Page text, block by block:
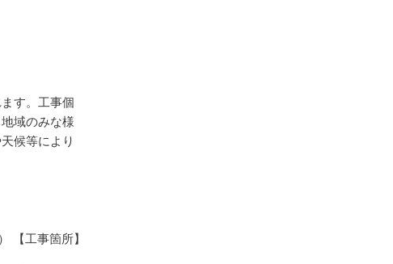
す。工事個
域のみな様
候等により
【工事箇所】